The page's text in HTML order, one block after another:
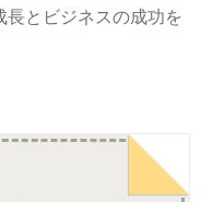
とビジネスの成功を